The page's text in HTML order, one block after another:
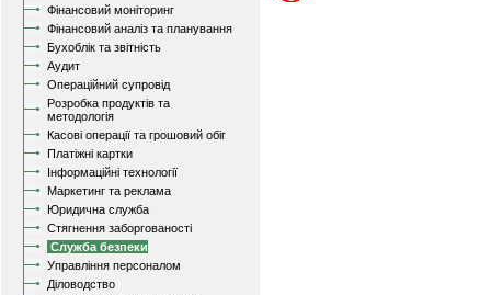
Фінансовий моніторинг
Фінансовий аналіз та планування
Бухоблік та звітність
Аудит
Операційний супровід
Розробка продуктів та
методологія
Касові операції та грошовий обіг
Платіжні картки
Інформаційні технології
Маркетинг та реклама
Юридична служба
Стягнення заборгованості
Служба безпеки
Управління персоналом
Діловодство